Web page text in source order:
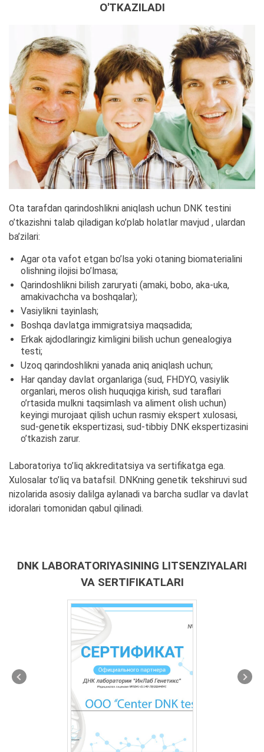
O'TKAZILADI
Ota tarafdan qarindoshlikni aniqlash uchun DNK testini
o’tkazishni talab qiladigan ko’plab holatlar mavjud , ulardan
ba’zilari:
Agar ota vafot etgan bo’lsa yoki otaning biomaterialini
olishning ilojisi bo’lmasa;
Qarindoshlikni bilish zaruryati (amaki, bobo, aka-uka,
amakivachcha va boshqalar);
Vasiylikni tayinlash;
Boshqa davlatga immigratsiya maqsadida;
Erkak ajdodlaringiz kimligini bilish uchun genealogiya
testi;
Uzoq qarindoshlikni yanada aniq aniqlash uchun;
Har qanday davlat organlariga (sud, FHDYO, vasiylik
organlari, meros olish huquqiga kirish, sud taraflari
o’rtasida mulkni taqsimlash va aliment olish uchun)
keyingi murojaat qilish uchun rasmiy ekspert xulosasi,
sud-genetik ekspertizasi, sud-tibbiy DNK ekspertizasini
o’tkazish zarur.
Laboratoriya to’liq akkreditatsiya va sertifikatga ega.
Xulosalar to’liq va batafsil. DNKning genetik tekshiruvi sud
nizolarida asosiy dalilga aylanadi va barcha sudlar va davlat
idoralari tomonidan qabul qilinadi.
DNK LABORATORIYASINING LITSENZIYALARI
VA SERTIFIKATLARI